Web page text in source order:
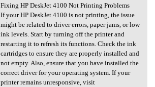
Fixing HP DeskJet 4100 Not Printing Problems
If your HP DeskJet 4100 is not printing, the issue
might be related to driver errors, paper jams, or low
ink levels. Start by turning off the printer and
restarting it to refresh its functions. Check the ink
cartridges to ensure they are properly installed and
not empty. Also, ensure that you have installed the
correct driver for your operating system. If your
printer remains unresponsive, visit